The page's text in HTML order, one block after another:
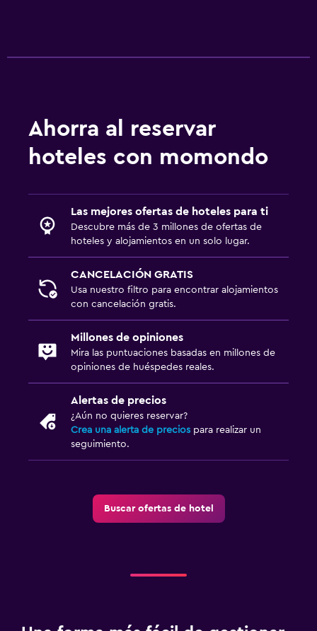
Ahorra al reservar
hoteles con momondo
Las mejores ofertas de hoteles para ti
Descubre más de 3 millones de ofertas de
hoteles y alojamientos en un solo lugar.
CANCELACIÓN GRATIS
Usa nuestro filtro para encontrar alojamientos
con cancelación gratis.
Millones de opiniones
Mira las puntuaciones basadas en millones de
opiniones de huéspedes reales.
Alertas de precios
¿Aún no quieres reservar?
Crea una alerta de precios para realizar un
seguimiento.
Buscar ofertas de hotel